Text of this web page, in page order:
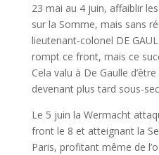
23 mai au 4 juin, affaiblir
sur la Somme, mais sans
lieutenant-colonel DE
rompt ce front, mais ce
Cela valu à De Gaulle
devenant plus tard sous-
Le 5 juin la Wermacht
front le 8 et atteignant la
Paris, profitant même de